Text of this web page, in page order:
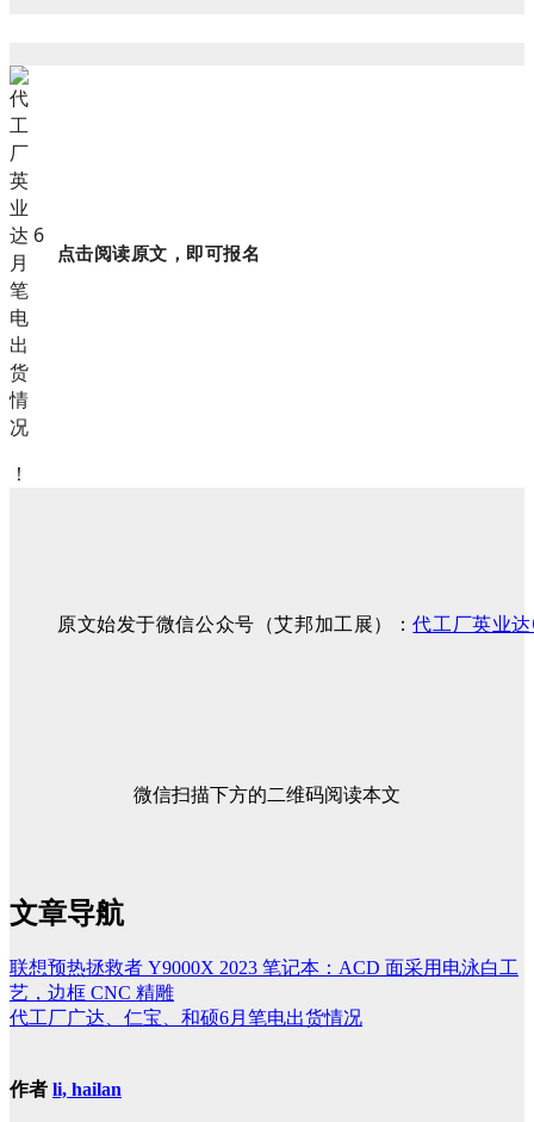
点击阅读原文，即可报名
！
原文始发于微信公众号（艾邦加工展）：代工厂英业
微信扫描下方的二维码阅读本文
文章导航
联想预热拯救者 Y9000X 2023 笔记本：ACD 面采用电泳白工
艺，边框 CNC 精雕
代工厂广达、仁宝、和硕6月笔电出货情况
作者 li, hailan